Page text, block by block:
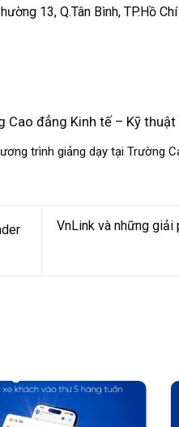
13, Q.Tân Bình, TP.Hồ Chí
đẳng Kinh tế – Kỹ
trình giảng dạy tại Trường
VnLink và những